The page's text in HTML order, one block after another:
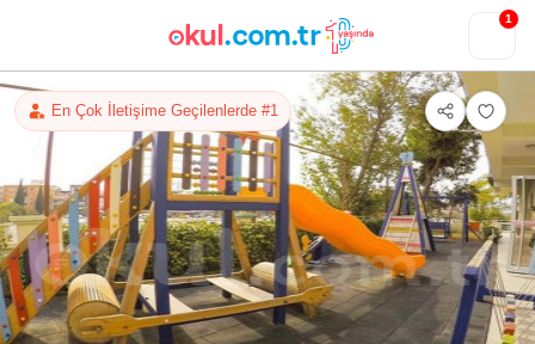
1
En Çok İletişime Geçilenlerde #1